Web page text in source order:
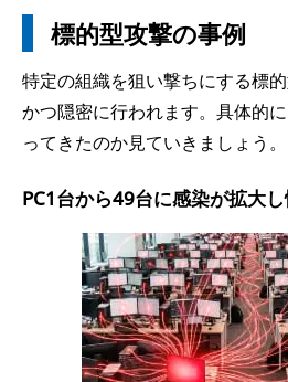
標的型攻撃の事例
特定の組織を狙い撃ちにする標
かつ隠密に行われます。具体的
ってきたのか見ていきましょう。
PC1台から49台に感染が拡大